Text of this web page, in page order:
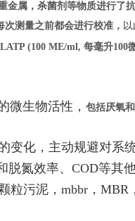
金属，杀菌剂等物质进行了
次测量之前都会进行校准，
(100 ME/ml, 每毫升100
微生物活性， 包括厌氧
变化，主动规避对系
脱氮效率、COD等其
污泥，mbbr，MBR